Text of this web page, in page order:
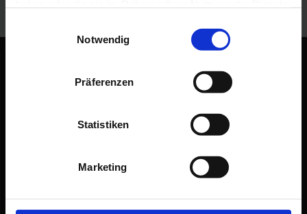
Notwendig
Präferenzen
Statistiken
Marketing
Lieferbedingungen
Hier fördert die Europäische Union:
Ausbau der Kapazitäten einer bestehenden Betriebsstätte
Reinigung mittels Investitionen in bauliche Maßnahmen,